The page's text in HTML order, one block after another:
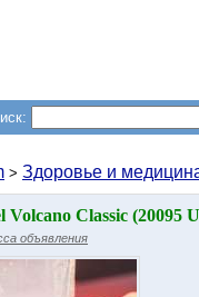
> Здоровье и
Classic (20095
объявления